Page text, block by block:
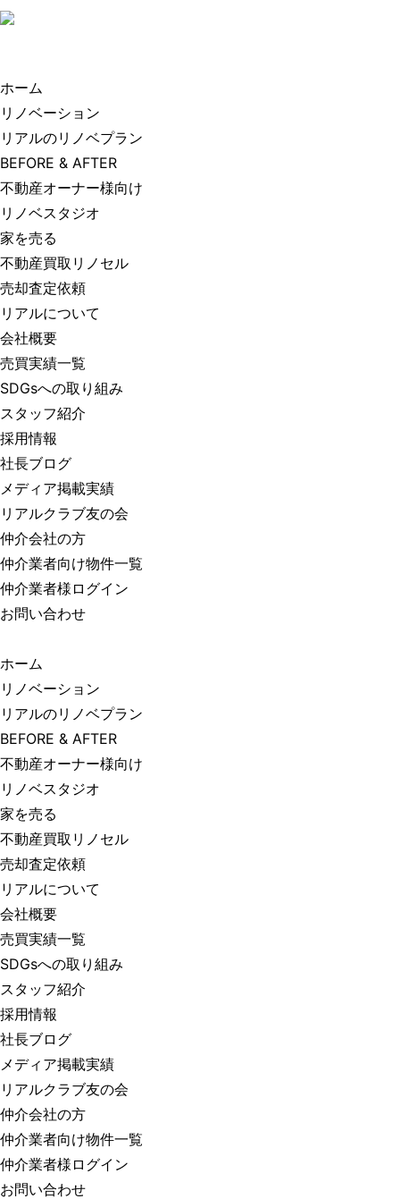
ホーム
リノベーション
リアルのリノベプラン
BEFORE & AFTER
不動産オーナー様向け
リノベスタジオ
家を売る
不動産買取リノセル
売却査定依頼
リアルについて
会社概要
売買実績一覧
SDGsへの取り組み
スタッフ紹介
採用情報
社長ブログ
メディア掲載実績
リアルクラブ友の会
仲介会社の方
仲介業者向け物件一覧
仲介業者様ログイン
お問い合わせ
ホーム
リノベーション
リアルのリノベプラン
BEFORE & AFTER
不動産オーナー様向け
リノベスタジオ
家を売る
不動産買取リノセル
売却査定依頼
リアルについて
会社概要
売買実績一覧
SDGsへの取り組み
スタッフ紹介
採用情報
社長ブログ
メディア掲載実績
リアルクラブ友の会
仲介会社の方
仲介業者向け物件一覧
仲介業者様ログイン
お問い合わせ